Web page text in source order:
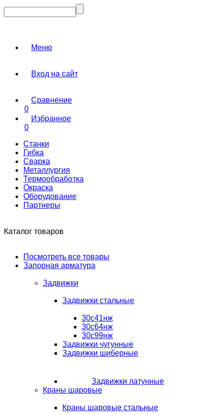
Меню
Вход на сайт
Сравнение
0
Избранное
0
Станки
Гибка
Сварка
Металлургия
Термообработка
Окраска
Оборудование
Партнеры
Каталог товаров
Посмотреть все товары
Запорная арматура
Задвижки
Задвижки стальные
30с41нж
30с64нж
30с99нж
Задвижки чугунные
Задвижки шиберные
Задвижки латунные
Краны шаровые
Краны шаровые стальные